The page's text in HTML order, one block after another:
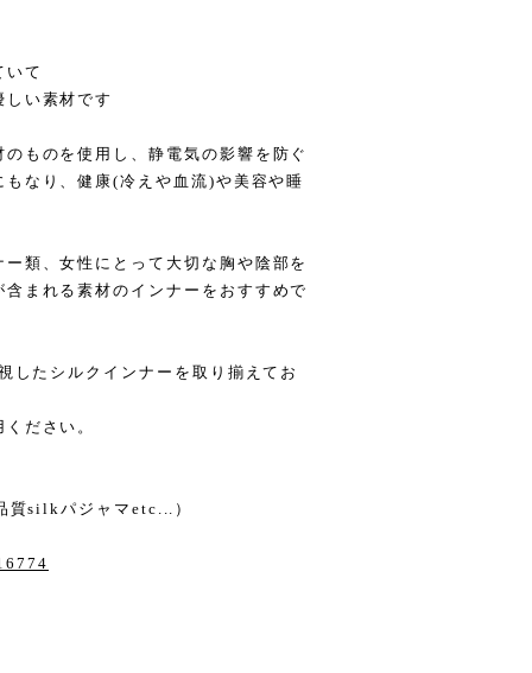
いて
い素材です
ものを使用し、静電気の影響を防ぐ
なり、健康(冷えや血流)や美容や睡
類、女性にとって大切な胸や陰部を
まれる素材のインナーをおすすめで
したシルクインナーを取り揃えてお
ださい。
質silkパジャマetc...）